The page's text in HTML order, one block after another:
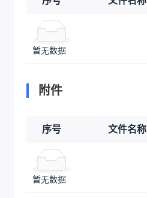
暂无数据
附件
序号 文件名称
暂无数据